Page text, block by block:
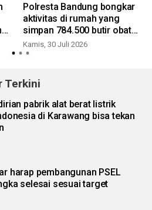
Polresta Bandung bongkar
aktivitas di rumah yang
simpan 784.500 butir obat
keras
Kamis, 30 Juli 2026
Terkini
pabrik alat berat listrik
di Karawang bisa tekan
harap pembangunan PSEL
selesai sesuai target